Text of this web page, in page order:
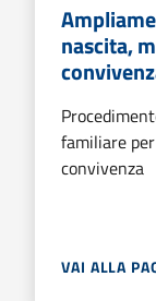
nascita,
familiare
convivenza
VAI ALLA